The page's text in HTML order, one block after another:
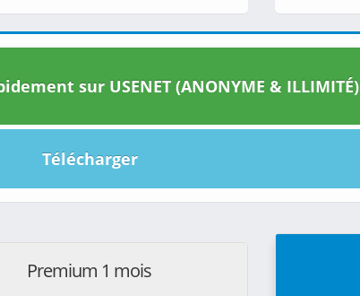
sur USENET (ANONYME & ILLIMITÉ)
Télécharger
Premium 1 mois